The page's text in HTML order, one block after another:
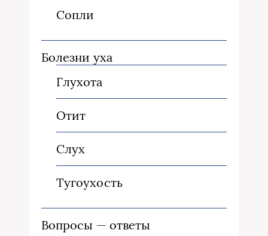
Сопли
Болезни уха
Глухота
Отит
Слух
Тугоухость
Вопросы — ответы